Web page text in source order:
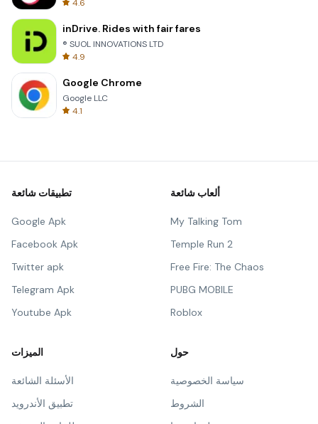
4.6
inDrive. Rides with fair fares
® SUOL INNOVATIONS LTD
4.9
Google Chrome
Google LLC
4.1
تطبيقات شائعة
Google Apk
Facebook Apk
Twitter apk
Telegram Apk
Youtube Apk
ألعاب شائعة
My Talking Tom
Temple Run 2
Free Fire: The Chaos
PUBG MOBILE
Roblox
الميزات
الأسئلة الشائعة
تطبيق الأندرويد
حول
سياسة الخصوصية
الشروط